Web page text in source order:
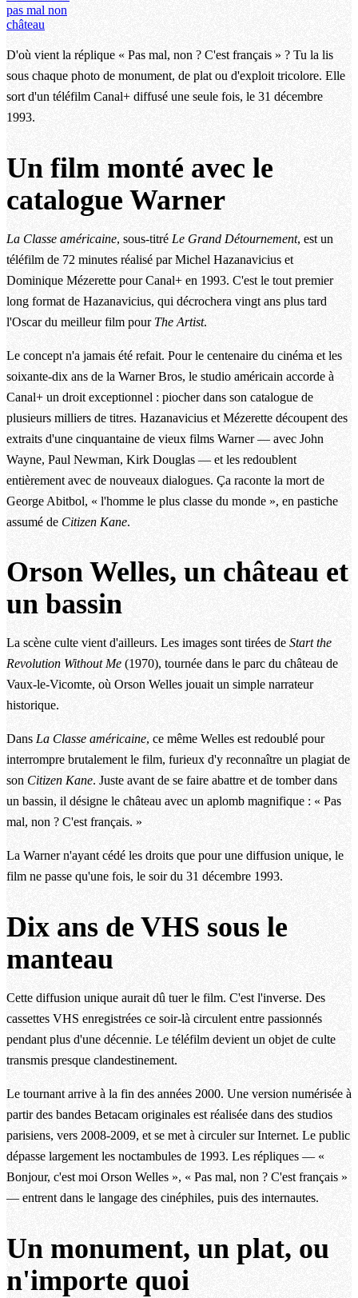
pas mal non
château
D'où vient la réplique « Pas mal, non ? C'est français » ? Tu la lis
sous chaque photo de monument, de plat ou d'exploit tricolore. Elle
sort d'un téléfilm Canal+ diffusé une seule fois, le 31 décembre
1993.
Un film monté avec le
catalogue Warner
La Classe américaine, sous-titré Le Grand Détournement, est un
téléfilm de 72 minutes réalisé par Michel Hazanavicius et
Dominique Mézerette pour Canal+ en 1993. C'est le tout premier
long format de Hazanavicius, qui décrochera vingt ans plus tard
l'Oscar du meilleur film pour The Artist.
Le concept n'a jamais été refait. Pour le centenaire du cinéma et les
soixante-dix ans de la Warner Bros, le studio américain accorde à
Canal+ un droit exceptionnel : piocher dans son catalogue de
plusieurs milliers de titres. Hazanavicius et Mézerette découpent des
extraits d'une cinquantaine de vieux films Warner — avec John
Wayne, Paul Newman, Kirk Douglas — et les redoublent
entièrement avec de nouveaux dialogues. Ça raconte la mort de
George Abitbol, « l'homme le plus classe du monde », en pastiche
assumé de Citizen Kane.
Orson Welles, un château et
un bassin
La scène culte vient d'ailleurs. Les images sont tirées de Start the
Revolution Without Me (1970), tournée dans le parc du château de
Vaux-le-Vicomte, où Orson Welles jouait un simple narrateur
historique.
Dans La Classe américaine, ce même Welles est redoublé pour
interrompre brutalement le film, furieux d'y reconnaître un plagiat de
son Citizen Kane. Juste avant de se faire abattre et de tomber dans
un bassin, il désigne le château avec un aplomb magnifique : « Pas
mal, non ? C'est français. »
La Warner n'ayant cédé les droits que pour une diffusion unique, le
film ne passe qu'une fois, le soir du 31 décembre 1993.
Dix ans de VHS sous le
manteau
Cette diffusion unique aurait dû tuer le film. C'est l'inverse. Des
cassettes VHS enregistrées ce soir-là circulent entre passionnés
pendant plus d'une décennie. Le téléfilm devient un objet de culte
transmis presque clandestinement.
Le tournant arrive à la fin des années 2000. Une version numérisée à
partir des bandes Betacam originales est réalisée dans des studios
parisiens, vers 2008-2009, et se met à circuler sur Internet. Le public
dépasse largement les noctambules de 1993. Les répliques — «
Bonjour, c'est moi Orson Welles », « Pas mal, non ? C'est français »
— entrent dans le langage des cinéphiles, puis des internautes.
Un monument, un plat, ou
n'importe quoi